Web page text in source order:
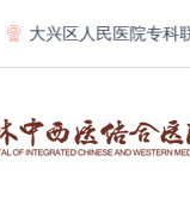
大兴区人民医院专科联盟